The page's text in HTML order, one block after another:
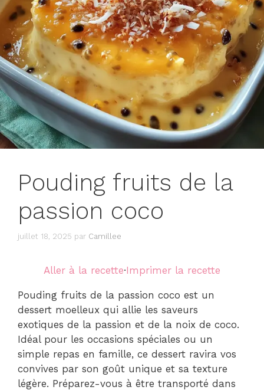
Pouding fruits de la
passion coco
juillet 18, 2025 par Camillee
Aller à la recette·Imprimer la recette
Pouding fruits de la passion coco est un
dessert moelleux qui allie les saveurs
exotiques de la passion et de la noix de coco.
Idéal pour les occasions spéciales ou un
simple repas en famille, ce dessert ravira vos
convives par son goût unique et sa texture
légère. Préparez-vous à être transporté dans